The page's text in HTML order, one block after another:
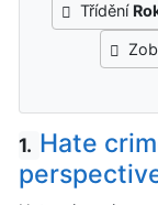
Třídění
1. Hate